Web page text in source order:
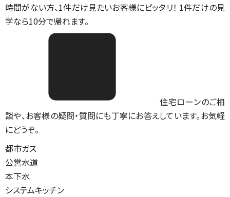
時間がない方、1件だけ見たいお客様にピッタリ！ 1件だけの見
学なら10分で帰れます。
住宅ローンのご相
談や、お客様の疑問・質問にも丁寧にお答えしています。お気軽
にどうぞ。
都市ガス
公営水道
本下水
システムキッチン